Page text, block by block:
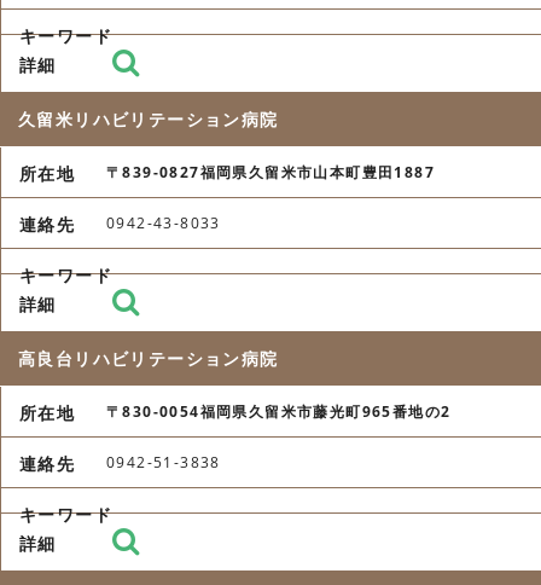
久留米リハビリテーション病院
〒839-0827福岡県久留米市山本町豊田1887
0942-43-8033
高良台リハビリテーション病院
〒830-0054福岡県久留米市藤光町965番地の2
0942-51-3838